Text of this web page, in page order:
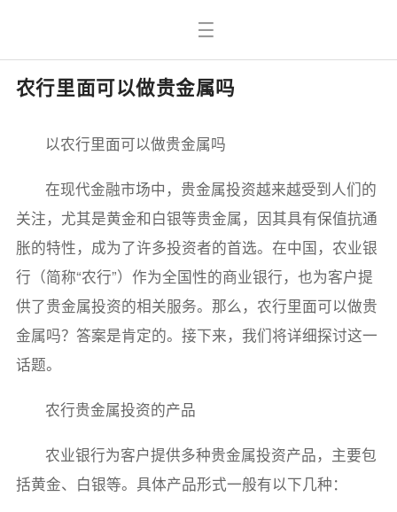
农行里面可以做贵金属吗
以农行里面可以做贵金属吗
在现代金融市场中，贵金属投资越来越受到人们的
关注，尤其是黄金和白银等贵金属，因其具有保值抗通
胀的特性，成为了许多投资者的首选。在中国，农业银
行（简称“农行”）作为全国性的商业银行，也为客户提
供了贵金属投资的相关服务。那么，农行里面可以做贵
金属吗？答案是肯定的。接下来，我们将详细探讨这一
话题。
农行贵金属投资的产品
农业银行为客户提供多种贵金属投资产品，主要包
括黄金、白银等。具体产品形式一般有以下几种：